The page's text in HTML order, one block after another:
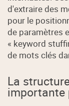
d'extraire des
pour le
de paramètres
« keyword
de mots clés
La
importante